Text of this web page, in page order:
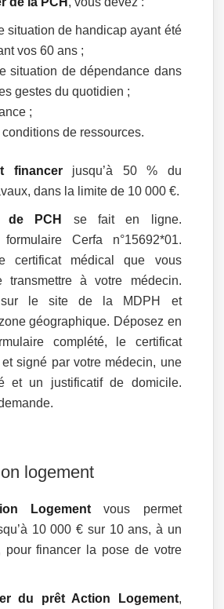
situation de handicap ayant été
vos 60 ans ;
situation de dépendance dans
gestes du quotidien ;
;
de ressources.
financerjusqu’à 50 % du
dans la limite de 10 000 €.
de PCH
se fait en ligne.
Cerfa n°15692*01.
certificat médical que vous
transmettre à votre médecin.
sur le site de la MDPH et
géographique. Déposez en
complété, le certificat
signé par votre médecin, une
et un justificatif de domicile.
logement
Logementvous permet
10 000 € sur 10 ans, à un
pour financer la pose de votre
du prêt Action Logement,